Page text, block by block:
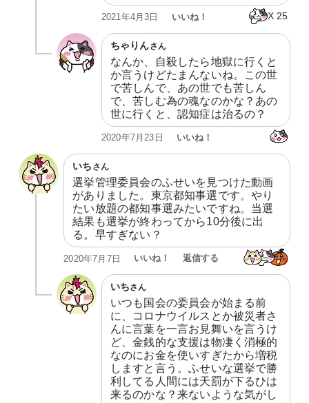
X 25
2021年4月3日 いいね！
ちゃりんさん
なんか、自殺したら地獄に行くと
か言うけどたまんないね。この世
で苦しんで、あの世でも苦しん
で、苦しむ為の魂なのかな？あの
世に行くと、認知症は治るの？
2020年7月23日 いいね！
いち さん
選挙管理委員会のふせいを見つけた動画
がありました。東京都知事選です。やり
たい放題の都知事選みたいですね。当選
結果も選挙が終わってから10分後に出
る。早すぎない？
2020年7月7日 いいね！ 返信する
いちさん
いつも国会の委員会が始まる前
に、コロナウイルスとか被災者さ
んに言葉を一言お見舞いを言うけ
ど、金銭的な支援は物凄く消極的
なのにお金を使いすぎたから増税
しますと言う。ふせいな選挙で勝
利してる人間には天罰が下るひは
来るのかな？来ないような気がし